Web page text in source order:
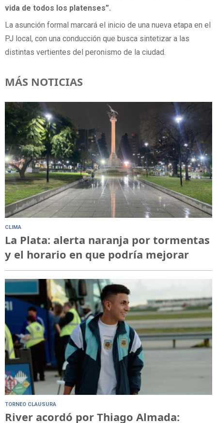
vida de todos los platenses”.
La asunción formal marcará el inicio de una nueva etapa en el
PJ local, con una conducción que busca sintetizar a las
distintas vertientes del peronismo de la ciudad.
MÁS NOTICIAS
CLIMA
La Plata: alerta naranja por tormentas
y el horario en que podría mejorar
TORNEO CLAUSURA
River acordó por Thiago Almada: